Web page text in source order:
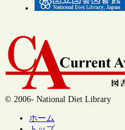
© 2006- National Diet Library
ホーム